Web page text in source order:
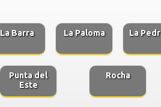
La Barra La Paloma La
Punta del
Este
Rocha